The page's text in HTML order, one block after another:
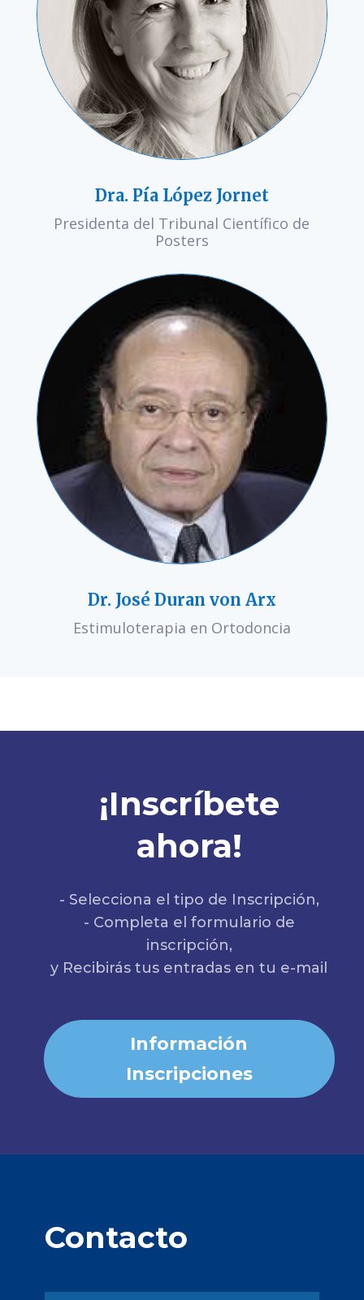
Dra. Pía López Jornet
Presidenta del Tribunal Científico de
Posters
Dr. José Duran von Arx
Estimuloterapia en Ortodoncia
¡Inscríbete
ahora!
- Selecciona el tipo de Inscripción,
- Completa el formulario de
inscripción,
y Recibirás tus entradas en tu e-mail
Información
Inscripciones
Contacto